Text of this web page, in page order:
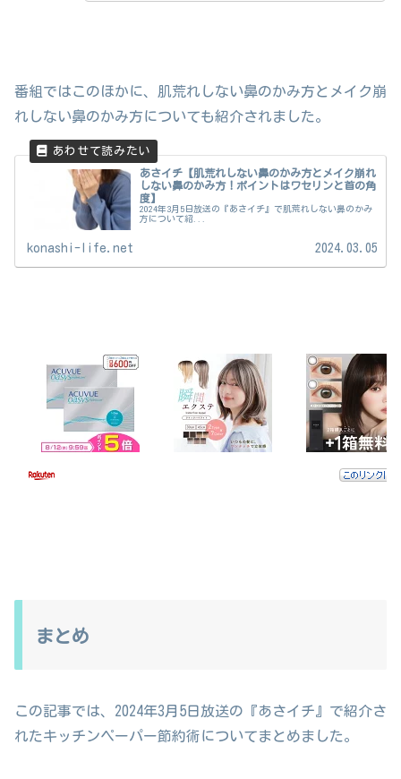
番組ではこのほかに、肌荒れしない鼻のかみ方とメイク崩
れしない鼻のかみ方についても紹介されました。
あさイチ【肌荒れしない鼻のかみ方とメイク崩れ
しない鼻のかみ方！ポイントはワセリンと首の角
度】
2024年3月5日放送の『あさイチ』で肌荒れしない鼻のかみ
方について紹...
konashi-life.net 2024.03.05
まとめ
この記事では、2024年3月5日放送の『あさイチ』で紹介さ
れたキッチンペーパー節約術についてまとめました。